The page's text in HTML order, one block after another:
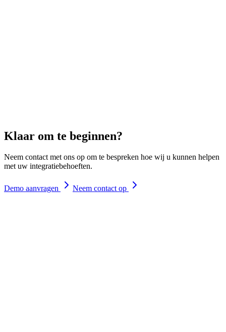
Klaar om te beginnen?
Neem contact met ons op om te bespreken hoe wij u kunnen helpen
met uw integratiebehoeften.
Demo aanvragen Neem contact op